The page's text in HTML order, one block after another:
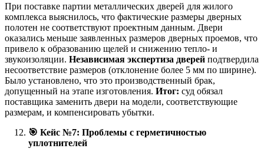
При поставке партии металлических дверей для жилого
комплекса выяснилось, что фактические размеры дверных
полотен не соответствуют проектным данным. Двери
оказались меньше заявленных размеров дверных проемов, что
привело к образованию щелей и снижению тепло- и
звукоизоляции. Независимая экспертиза дверей подтвердила
несоответствие размеров (отклонение более 5 мм по ширине).
Было установлено, что это производственный брак,
допущенный на этапе изготовления. Итог: суд обязал
поставщика заменить двери на модели, соответствующие
размерам, и компенсировать убытки.
🎯 Кейс №7: Проблемы с герметичностью
уплотнителей